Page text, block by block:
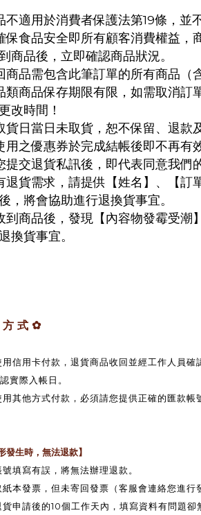
適用於消費者保護法第19條，並
食品安全即所有顧客消費權益，
商品後，立即確認商品狀況。
品需包含此筆訂單的所有商品（
商品保存期限有限，如需取消訂
改時間！
日當日未取貨，恕不保留、退款
之優惠券於完成結帳後即不再有
交退貨私訊後，即代表同意我們
貨需求，請提供【姓名】、【訂
，將會協助進行退換貨事宜。
商品後，發現【內容物發霉受潮
換貨事宜。
式 ✿
用信用卡付款，退貨商品收回並經工作人員
實際入帳日。
用其他方式付款，必須請您提供正確的匯款帳
發生時，無法退款】
填寫有誤，將無法辦理退款。
紙本發票，但未寄回發票（客服會連絡您進行
貨申請後的10個工作天內，填寫資料有問題卻